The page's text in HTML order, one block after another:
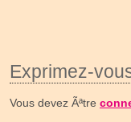
Exprimez-
Vous devez Ãªtre